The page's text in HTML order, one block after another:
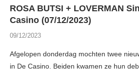
ROSA BUTSI + LOVERMAN
Casino (07/12/2023)
09/12/2023
Afgelopen donderdag mochten twee
in De Casino. Beiden kwamen ze hun